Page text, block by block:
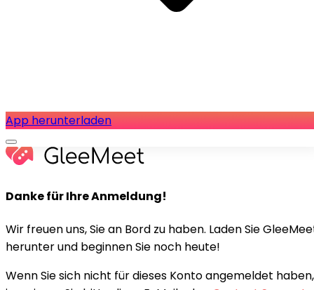
App herunterladen
Danke für Ihre Anmeldung!
Wir freuen uns, Sie an Bord zu haben. Laden Sie
herunter und beginnen Sie noch heute!
Wenn Sie sich nicht für dieses Konto angemeldet haben,